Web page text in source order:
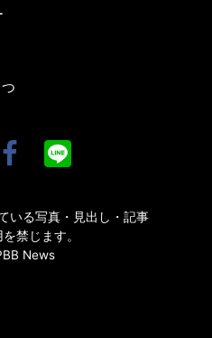
いる写真・見出し・記事
禁じます。
News